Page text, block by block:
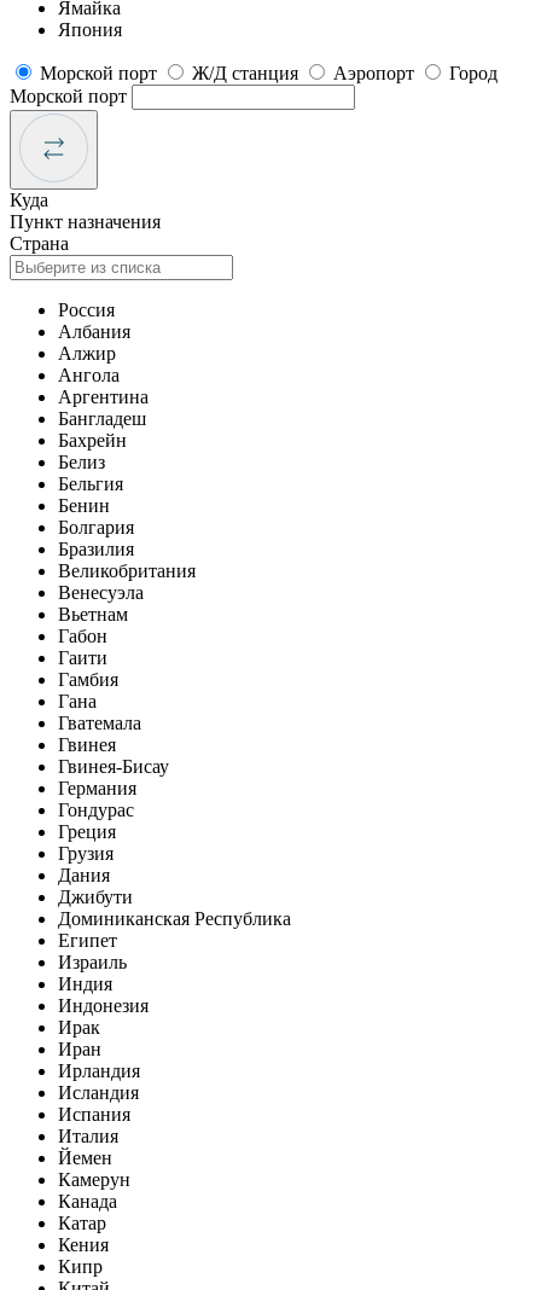
Ямайка
Япония
Морской порт Ж/Д станция Аэропорт
Город
Морской порт
Куда
Пункт назначения
Страна
Россия
Албания
Алжир
Ангола
Аргентина
Бангладеш
Бахрейн
Белиз
Бельгия
Бенин
Болгария
Бразилия
Великобритания
Венесуэла
Вьетнам
Габон
Гаити
Гамбия
Гана
Гватемала
Гвинея
Гвинея-Бисау
Германия
Гондурас
Греция
Грузия
Дания
Джибути
Доминиканская Республика
Египет
Израиль
Индия
Индонезия
Ирак
Иран
Ирландия
Исландия
Испания
Италия
Йемен
Камерун
Канада
Катар
Кения
Кипр